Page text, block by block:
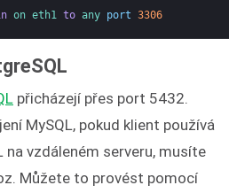
on eth1 to any port 3306
přicházejí přes port 5432.
MySQL, pokud klient používá
na vzdáleném serveru, musíte
Můžete to provést pomocí